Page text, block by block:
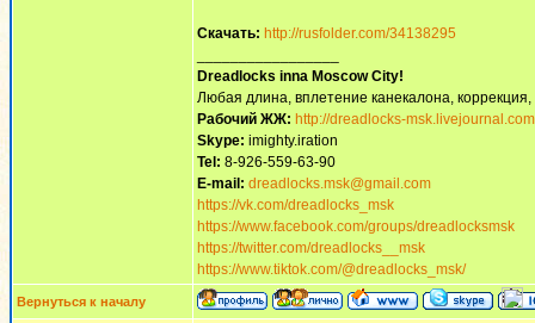
Скачать: http://rusfolder.com/34138295
Dreadlocks inna Moscow Сity!
Любая длина, вплетение канекалона,
Рабочий ЖЖ: http://dreadlocks-
Skype: imighty.iration
Tel: 8-926-559-63-90
E-mail: dreadlocks.msk@gmail.com
https://vk.com/dreadlocks_msk
https://www.facebook.com/groups/dreadlocksmsk
https://twitter.com/dreadlocks__msk
https://www.tiktok.com/@dreadlocks_msk/
Вернуться к началу